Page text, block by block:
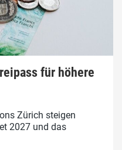
für höhere
Zürich steigen
2027 und das